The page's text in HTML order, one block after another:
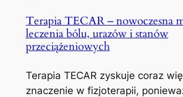
Terapia TECAR – nowoczesna
leczenia bólu, urazów i stanów
przeciążeniowych
Terapia TECAR zyskuje coraz
znaczenie w fizjoterapii,